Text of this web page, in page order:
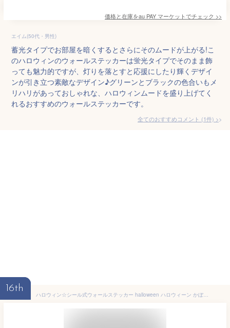
価格と在庫をau PAY マーケットでチェック >>
エイム(50代・男性)
蓄光タイプでお部屋を暗くするとさらにそのムードが上がる!こ
のハロウィンのウォールステッカーは蛍光タイプでそのまま飾
っても魅力的ですが、灯りを落とすと応援にしたり輝くデザイ
ンが引き立つ素敵なデザイン♪グリーンとブラックの色合いもメ
リハリがあっておしゃれな、ハロウィンムードを盛り上げてく
れるおすすめのウォールステッカーです。
全てのおすすめコメント (1件) >
16th
ハロウィン☆シール式ウォールステッカー halloween ハロウィーン かぼちゃ おばけ ランタン 怖い パーティ 文字 魔女 かわいい おしゃれ 大人 trick or treat ジャック・オ・ランタン お菓子 90×90cm 剥がせる 雑貨 ガラス 窓 wsl-016640-ws